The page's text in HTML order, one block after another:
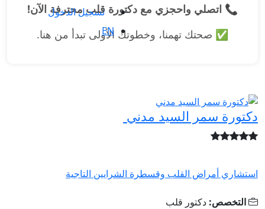
تسجيل الدخول
EN
واحجزي مع دكتورة قلب محترفة الآن!
صحتك تهمنا، وخطوتك الأولى تبدأ من هنا.
سمر السيد مدني
القلب وقسطرة الشرايين التاجية
دكتور قلب